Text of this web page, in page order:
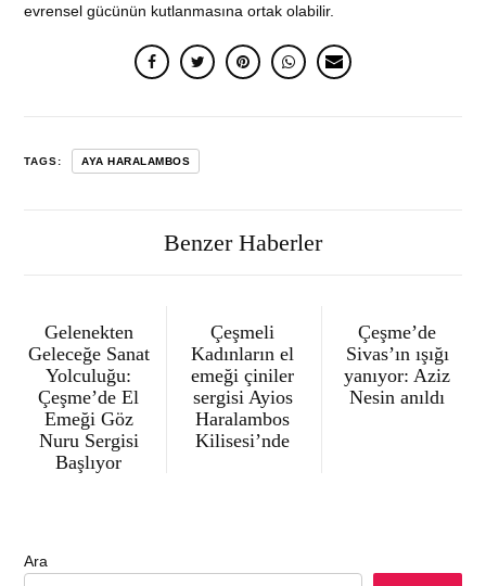
evrensel gücünün kutlanmasına ortak olabilir.
TAGS: AYA HARALAMBOS
Benzer Haberler
Gelenekten
Geleceğe Sanat
Yolculuğu:
Çeşme’de El
Emeği Göz
Nuru Sergisi
Başlıyor
Çeşmeli
Kadınların el
emeği çiniler
sergisi Ayios
Haralambos
Kilisesi’nde
Çeşme’de
Sivas’ın ışığı
yanıyor: Aziz
Nesin anıldı
Ara